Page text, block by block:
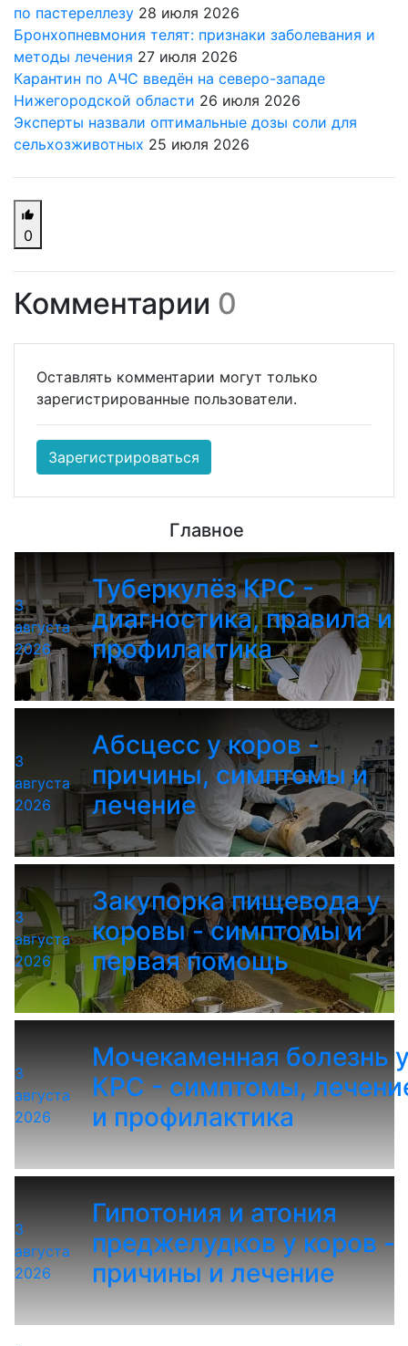
по пастереллезу 28 июля 2026
Бронхопневмония телят: признаки заболевания и
методы лечения 27 июля 2026
Карантин по АЧС введён на северо-западе
Нижегородской области 26 июля 2026
Эксперты назвали оптимальные дозы соли для
сельхозживотных 25 июля 2026
0
Комментарии 0
Оставлять комментарии могут только
зарегистрированные пользователи.
Зарегистрироваться
Главное
3
августа
2026
Туберкулёз КРС -
диагностика, правила и
профилактика
3
августа
2026
Абсцесс у коров -
причины, симптомы и
лечение
3
августа
2026
Закупорка пищевода у
коровы - симптомы и
первая помощь
3
августа
2026
Мочекаменная болезнь
КРС - симптомы,
и профилактика
3
августа
2026
Гипотония и атония
преджелудков у коров -
причины и лечение